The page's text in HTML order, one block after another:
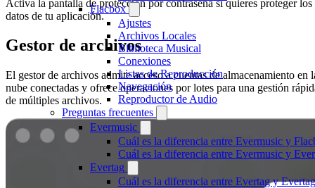
Flacbox
Ajustes
Archivos Locales
Biblioteca Musical
Conexiones
Listas de Reproducción
Navegación
Reproductor de Audio
Preguntas frecuentes
Evermusic
Cuál es la diferencia entre Evermusic y
Cuál es la diferencia entre Evermusic y
Evertag
Cuál es la diferencia entre Evertag y
Activa la pantalla de protección por contraseña si quieres proteger los
datos de tu aplicación.
Gestor de archivos
El gestor de archivos admite acceso a cuentas de almacenamiento en
nube conectadas y ofrece operaciones por lotes para una gestión
de múltiples archivos.